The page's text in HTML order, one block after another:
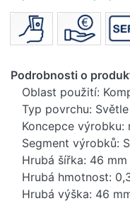
Podrobnosti o
Oblast použití:
Typ povrchu:
Koncepce výrobku:
Segment výrobků:
Hrubá šířka: 46 mm
Hrubá hmotnost:
Hrubá výška: 46